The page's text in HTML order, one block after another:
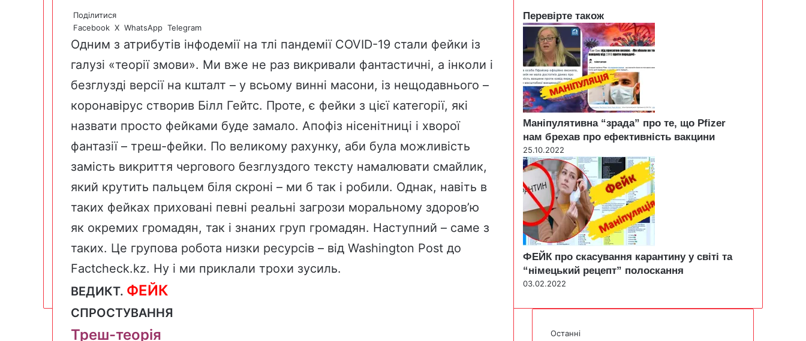
Поділитися
Facebook X WhatsApp Telegram
Одним з атрибутів інфодемії на тлі пандемії COVID-19 стали фейки із
галузі «теорії змови». Ми вже не раз викривали фантастичні, а інколи і
безглузді версії на кшталт – у всьому винні масони, із нещодавнього –
коронавірус створив Білл Гейтс. Проте, є фейки з цієї категорії, які
назвати просто фейками буде замало. Апофіз нісенітниці і хворої
фантазії – треш-фейки. По великому рахунку, аби була можливість
замість викриття чергового безглуздого тексту намалювати смайлик,
який крутить пальцем біля скроні – ми б так і робили. Однак, навіть в
таких фейках приховані певні реальні загрози моральному здоров’ю
як окремих громадян, так і знаних груп громадян. Наступний – саме з
таких. Це групова робота низки ресурсів – від Washington Post до
Factcheck.kz. Ну і ми приклали трохи зусиль.
ВЕДИКТ. ФЕЙК
СПРОСТУВАННЯ
Треш-теорія
Перевірте також
C
o
s
e
Маніпулятивна “зрада” про те, що Pfizer
нам брехав про ефективність вакцини
25.10.2022
ФЕЙК про скасування карантину у світі та
“німецький рецепт” полоскання
03.02.2022
Останні